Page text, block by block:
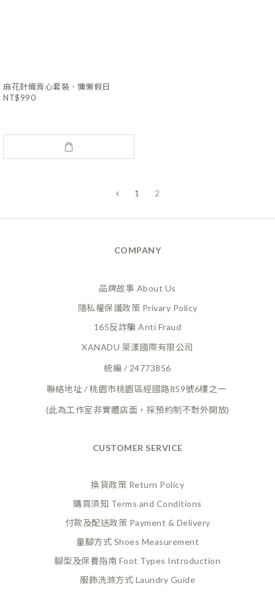
麻花針織背心套裝 - 慵懶假日
NT$990
1 2
COMPANY
品牌故事 About Us
隱私權保護政策 Privary Policy
165反詐騙 Anti Fraud
XANADU 萊漾國際有限公司
統編 / 24773856
聯絡地址 / 桃園市桃園區經國路859號6樓之一
(此為工作室非實體店面，採預約制不對外開放)
CUSTOMER SERVICE
換貨政策 Return Policy
購買須知 Terms and Conditions
付款及配送政策 Payment & Delivery
量腳方式 Shoes Measurement
腳型及保養指南 Foot Types Introduction
服飾洗滌方式 Laundry Guide